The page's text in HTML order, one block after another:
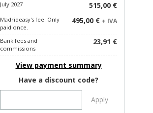
July 2027 515,00 €
Madrideasy's fee. Only
paid once.
495,00 € + IVA
Bank fees and
commissions
23,91 €
View payment summary
Have a discount code?
Apply